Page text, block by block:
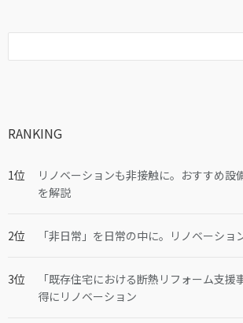
RANKING
リノベーションも非接触に。おすすめ設
を解説
「非日常」を日常の中に。リノベーショ
「既存住宅における断熱リフォーム支
得にリノベーション